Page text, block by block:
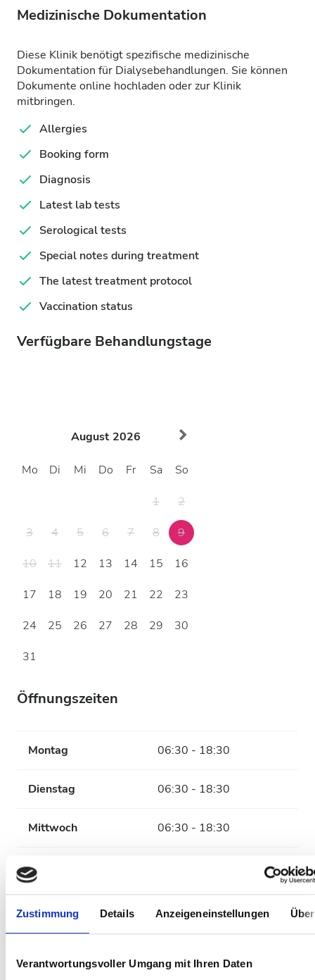
Zustimmung Details Anzeigeneinstellungen
Verantwortungsvoller Umgang mit Ihren Daten
Medizinische Dokumentation
Diese Klinik benötigt spezifische medizinische
Dokumentation für Dialysebehandlungen. Sie können
Dokumente online hochladen oder zur Klinik
mitbringen.
Allergies
Booking form
Diagnosis
Latest lab tests
Serological tests
Special notes during treatment
The latest treatment protocol
Vaccination status
Verfügbare Behandlungstage
August 2026
Mo Di Mi Do Fr Sa So
1
2
3
4 5 6 7 8
9
10
11 12 13 14 15
16
17
18 19 20 21 22
23
24
25 26 27 28 29
30
31
Öffnungszeiten
Montag 06:30 - 18:30
Dienstag 06:30 - 18:30
Mittwoch 06:30 - 18:30
Donnerstag